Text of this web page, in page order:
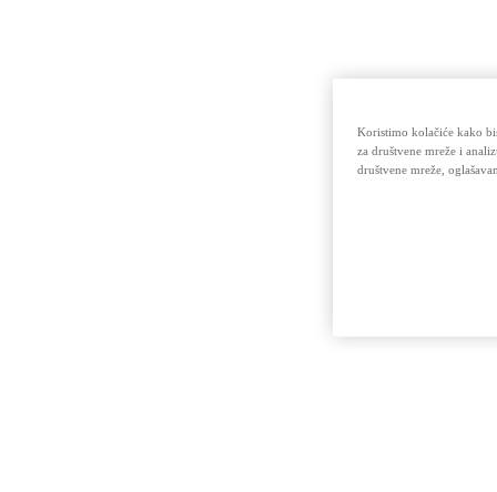
Koristimo kolačiće kako
za društvene mreže i
društvene mreže,